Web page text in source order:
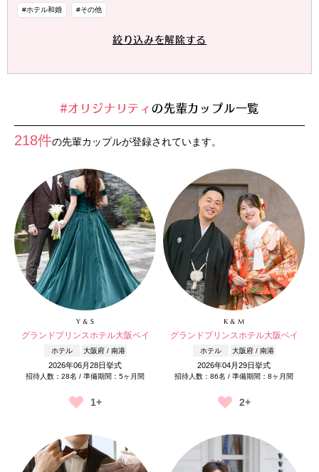
#ホテル和婚 #その他
絞り込みを解除する
#オリジナリティの先輩カップル一覧
218件の先輩カップルが登録されています。
Y & S
グランドプリンスホテル大阪ベイ
ホテル 大阪府 / 南港
2026年06月28日挙式
招待人数：28名 / 準備期間：5ヶ月間
1+
K & M
グランドプリンスホテル大阪ベイ
ホテル 大阪府 / 南港
2026年04月29日挙式
招待人数：86名 / 準備期間：8ヶ月間
2+